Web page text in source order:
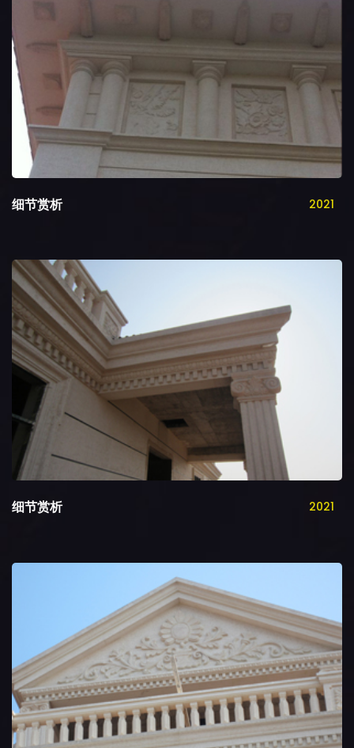
细节赏析 2021
细节赏析 2021